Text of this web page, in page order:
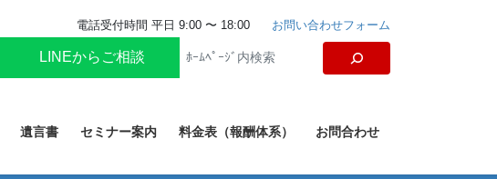
電話受付時間 平日 9:00 〜 18:00 お問い合わせフォーム
LINEからご相談
遺言書 セミナー案内 料金表（報酬体系） お問合わせ